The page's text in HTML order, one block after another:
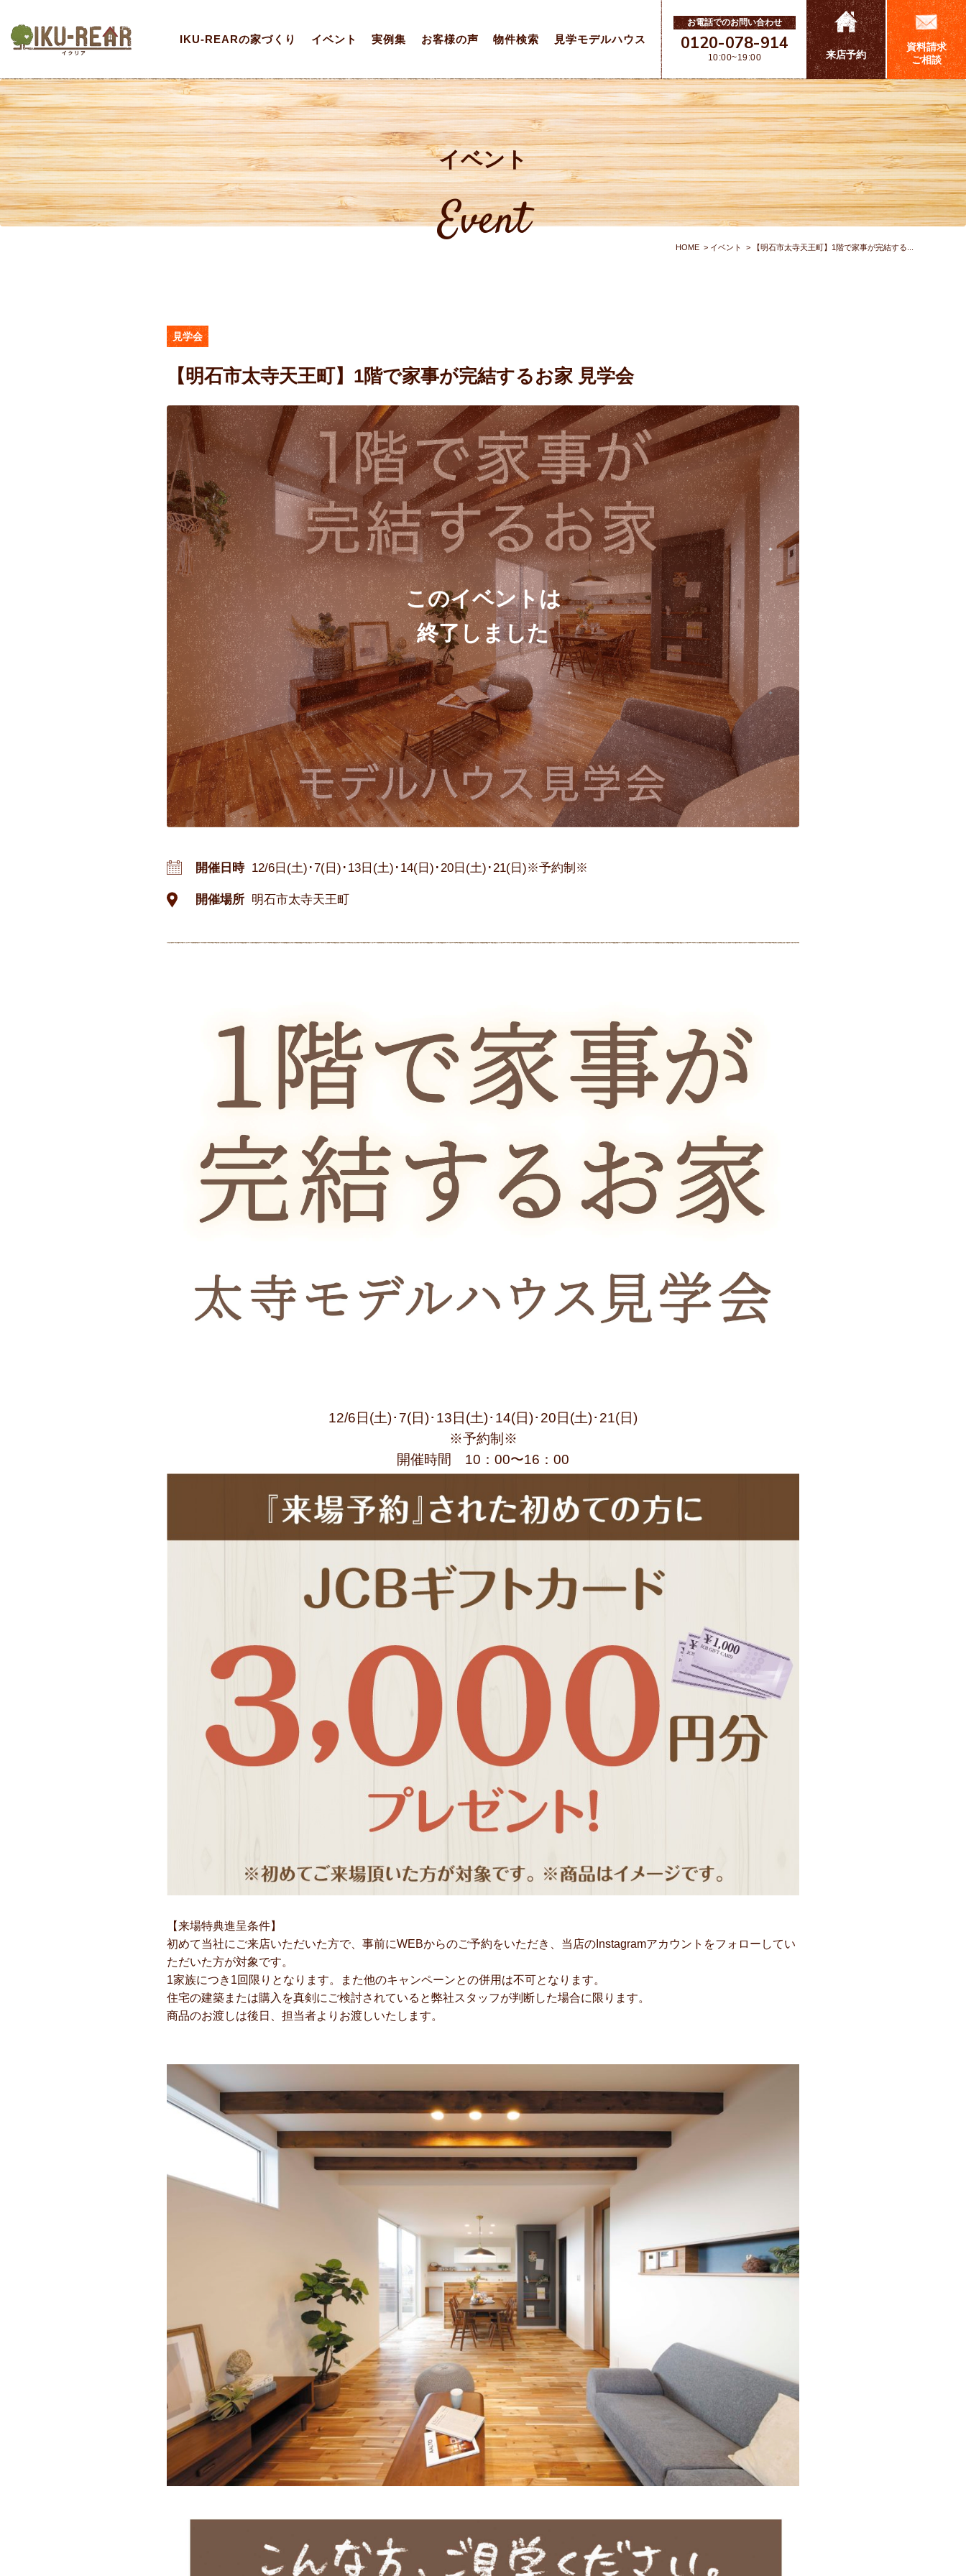
IKU-REARの家づくり イベント 実例集 お客様の声 物件検索 見学モデルハウス
お電話でのお問い合わせ
0120-078-914
10:00~19:00 来店予約
資料請求
ご相談
イベント
Event HOME イベント 【明石市太寺天王町】1階で家事が完結する...
見学会
【明石市太寺天王町】1階で家事が完結するお家 見学会
開催日時 12/6日(土)･7(日)･13日(土)･14(日)･20日(土)･21(日)※予約制※
開催場所 明石市太寺天王町
12/6日(土)･7(日)･13日(土)･14(日)･20日(土)･21(日)
※予約制※
開催時間 10：00〜16：00
【来場特典進呈条件】
初めて当社にご来店いただいた方で、事前にWEBからのご予約をいただき、当店のInstagramアカウントをフォローしてい
ただいた方が対象です。
1家族につき1回限りとなります。また他のキャンペーンとの併用は不可となります。
住宅の建築または購入を真剣にご検討されていると弊社スタッフが判断した場合に限ります。
商品のお渡しは後日、担当者よりお渡しいたします。